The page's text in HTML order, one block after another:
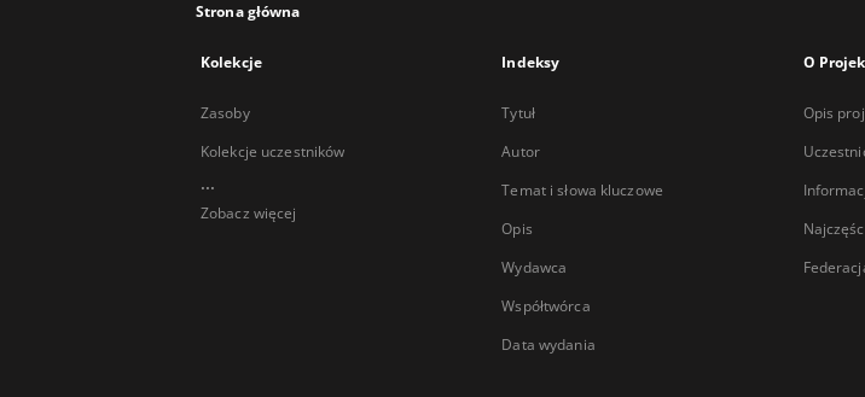
Strona główna
Kolekcje
Zasoby
Kolekcje uczestników
...
Zobacz więcej
Indeksy
Tytuł
Autor
Temat i słowa kluczowe
Opis
Wydawca
Współtwórca
Data wydania
O
Opis